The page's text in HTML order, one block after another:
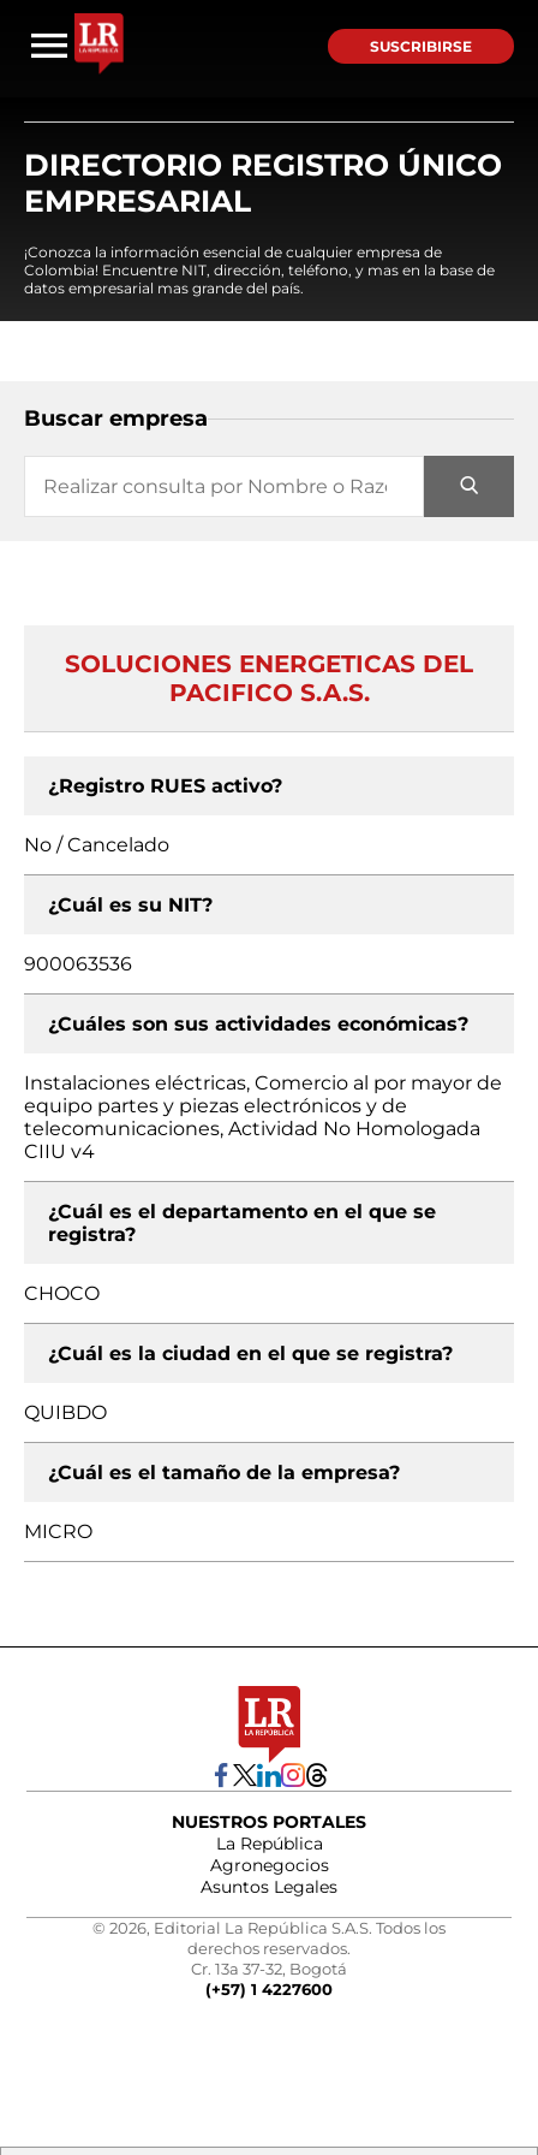
SUSCRIBIRSE
DIRECTORIO REGISTRO ÚNICO
EMPRESARIAL
¡Conozca la información esencial de cualquier empresa de
Colombia! Encuentre NIT, dirección, teléfono, y mas en la base de
datos empresarial mas grande del país.
Buscar empresa
SOLUCIONES ENERGETICAS DEL
PACIFICO S.A.S.
¿Registro RUES activo?
No / Cancelado
¿Cuál es su NIT?
900063536
¿Cuáles son sus actividades económicas?
Instalaciones eléctricas, Comercio al por mayor de
equipo partes y piezas electrónicos y de
telecomunicaciones, Actividad No Homologada
CIIU v4
¿Cuál es el departamento en el que se
registra?
CHOCO
¿Cuál es la ciudad en el que se registra?
QUIBDO
¿Cuál es el tamaño de la empresa?
MICRO
NUESTROS PORTALES
La República
Agronegocios
Asuntos Legales
© 2026, Editorial La República S.A.S. Todos los
derechos reservados.
Cr. 13a 37-32, Bogotá
(+57) 1 4227600